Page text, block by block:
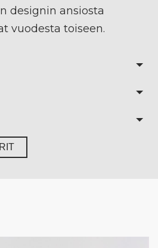
designin ansiosta
vuodesta toiseen.